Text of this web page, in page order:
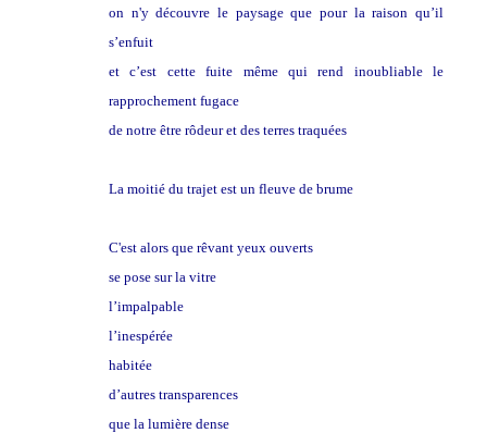
on n'y découvre le paysage que pour la raison qu’il
s’enfuit
et c’est cette fuite même qui rend inoubliable le
rapprochement fugace
de notre être rôdeur et des terres traquées
La moitié du trajet est un fleuve de brume
C'est alors que rêvant yeux ouverts
se pose sur la vitre
l’impalpable
l’inespérée
habitée
d’autres transparences
que la lumière dense